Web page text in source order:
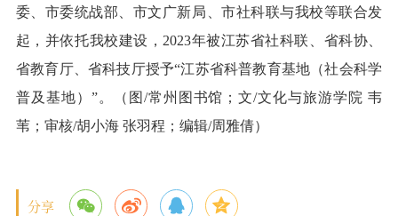
委、市委统战部、市文广新局、市社科联与我校等联合发
起，并依托我校建设，2023年被江苏省社科联、省科协、
省教育厅、省科技厅授予“江苏省科普教育基地（社会科学
普及基地）”。（图/常州图书馆；文/文化与旅游学院 韦
苇；审核/胡小海 张羽程；编辑/周雅倩）
分享